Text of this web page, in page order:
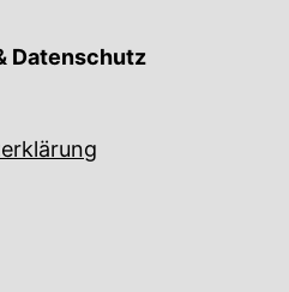
Datenschutz